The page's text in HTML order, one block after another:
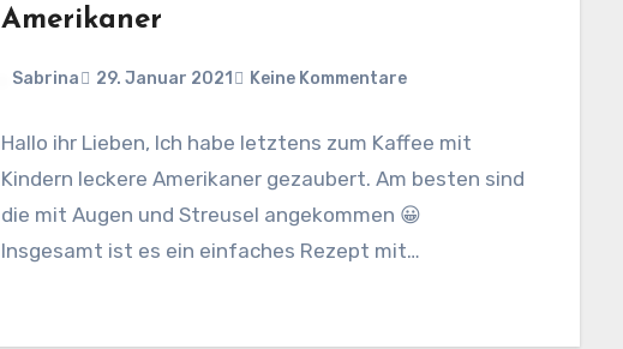
Amerikaner
Sabrina 29. Januar 2021 Keine Kommentare
Hallo ihr Lieben, Ich habe letztens zum Kaffee mit
Kindern leckere Amerikaner gezaubert. Am besten sind
die mit Augen und Streusel angekommen 😀
Insgesamt ist es ein einfaches Rezept mit…